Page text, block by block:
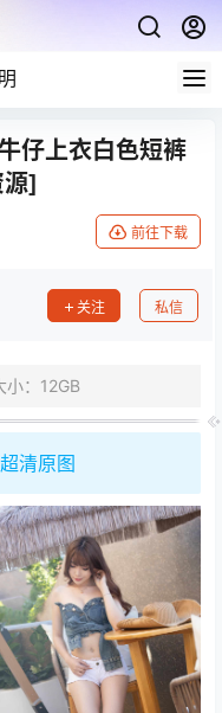
仔上衣白色短裤
]
前往下载
关注 私信
小：12GB
清原图